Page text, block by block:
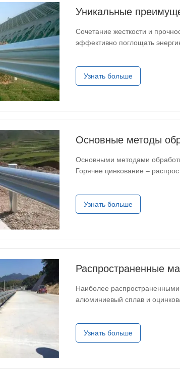
Уникальные
Сочетание жесткости и
эффективно поглощать
Узнать больше
Основные методы
Основными методами
Горячее цинкование –
Узнать больше
Распространенные
Наиболее
алюминиевый сплав и
Узнать больше